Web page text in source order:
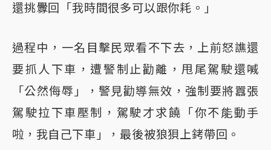
還挑釁回「我時間很多可以跟你耗。」
過程中，一名目擊民眾看不下去，上前怒譙還
要抓人下車，遭警制止勸離，甩尾駕駛還喊
「公然侮辱」，警見勸導無效，強制要將囂張
駕駛拉下車壓制，駕駛才求饒「你不能動手
啦，我自己下車」，最後被狼狽上銬帶回。